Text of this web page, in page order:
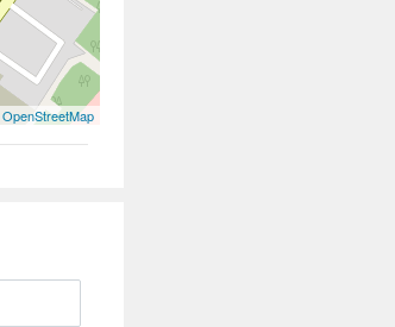
OpenStreetMap